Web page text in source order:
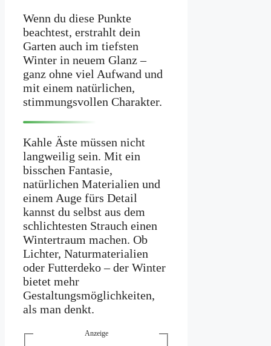
Wenn du diese Punkte
beachtest, erstrahlt dein
Garten auch im tiefsten
Winter in neuem Glanz –
ganz ohne viel Aufwand und
mit einem natürlichen,
stimmungsvollen Charakter.
Kahle Äste müssen nicht
langweilig sein. Mit ein
bisschen Fantasie,
natürlichen Materialien und
einem Auge fürs Detail
kannst du selbst aus dem
schlichtesten Strauch einen
Wintertraum machen. Ob
Lichter, Naturmaterialien
oder Futterdeko – der Winter
bietet mehr
Gestaltungsmöglichkeiten,
als man denkt.
Anzeige